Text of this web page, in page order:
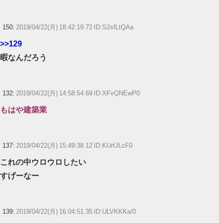
150: 2019/04/22(月) 18:42:19.72 ID:S2sfLtQAa
>>129
暇なんだろう
132: 2019/04/22(月) 14:58:54.69 ID:XFvQNEwP0
もはや建築業
137: 2019/04/22(月) 15:49:38.12 ID:KUrfJLcF0
これの中ウロウロしたい
すげーなー
139: 2019/04/22(月) 16:04:51.35 ID:ULVKKKa/0